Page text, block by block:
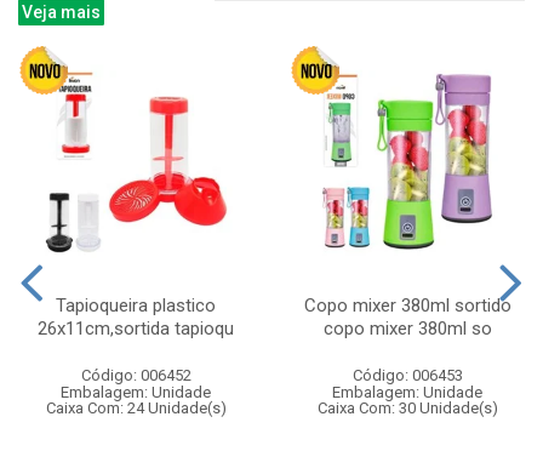
Veja mais
Tapioqueira plastico
26x11cm,sortida tapioqu
Código: 006452
Embalagem: Unidade
Caixa Com: 24 Unidade(s)
Copo mixer 380ml sortido
copo mixer 380ml so
Código: 006453
Embalagem: Unidade
Caixa Com: 30 Unidade(s)